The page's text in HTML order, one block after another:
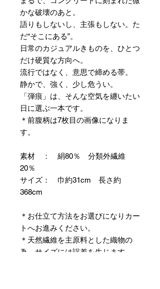
かな破壊のあと。
語りもしないし、主張もしない。た
だ“そこにある”。
日常のカジュアルきものを、ひとつ
だけ硬質な方向へ。
流行ではなく、意思で締める帯。
静かで、強く、少し危うい。
「弾痕」は、そんな空気を纏いたい
日に選ぶ一本です。
＊前腹柄は7枚目の画像になりま
す。
素材 ： 絹80％ 分類外繊維
20％
サイズ： 巾約31cm 長さ約
368cm
＊お仕立て方法をお選びになりカー
トへお進みください。
＊天然繊維を主原料とした織物の
為、サイズには誤差を生じます。